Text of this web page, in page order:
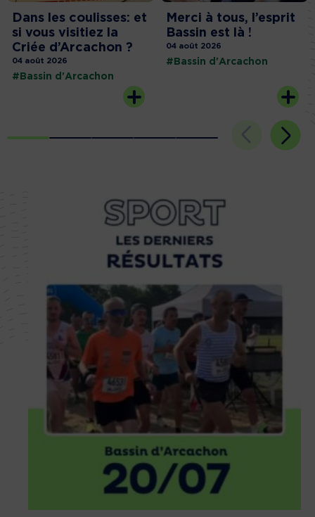
Dans les coulisses: et
si vous visitiez la
Criée d’Arcachon ?
04 août 2026
#Bassin d'Arcachon
Merci à tous, l’esprit
Bassin est là !
04 août 2026
#Bassin d'Arcachon